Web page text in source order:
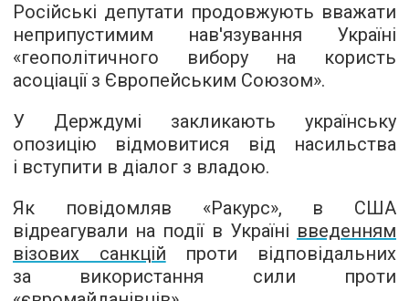
Російські депутати продовжують вважати
неприпустимим нав'язування Україні
«геополітичного вибору на користь
асоціації з Європейським Союзом».
У Держдумі закликають українську
опозицію відмовитися від насильства
і вступити в діалог з владою.
Як повідомляв «Ракурс», в США
відреагували на події в Україні введенням
візових санкцій проти відповідальних
за використання сили проти